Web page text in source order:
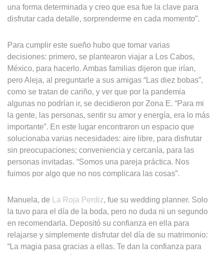
una forma determinada y creo que esa fue la clave para
disfrutar cada detalle, sorprenderme en cada momento”.
Para cumplir este sueño hubo que tomar varias
decisiones: primero, se plantearon viajar a Los Cabos,
México, para hacerlo. Ambas familias dijeron que irían,
pero Aleja, al preguntarle a sus amigas “Las diez bobas”,
como se tratan de cariño, y ver que por la pandemia
algunas no podrían ir, se decidieron por Zona E. “Para mi
la gente, las personas, sentir su amor y energía, era lo más
importante”. En este lugar encontraron un espacio que
solucionaba varias necesidades: aire libre, para disfrutar
sin preocupaciones; conveniencia y cercanía, para las
personas invitadas. “Somos una pareja práctica. Nos
fuimos por algo que no nos complicara las cosas”.
Manuela, de La Roja Perdiz, fue su wedding planner. Solo
la tuvo para el día de la boda, pero no duda ni un segundo
en recomendarla. Depositó su confianza en ella para
relajarse y simplemente disfrutar del día de su matrimonio:
“La magia pasa gracias a ellas. Te dan la confianza para